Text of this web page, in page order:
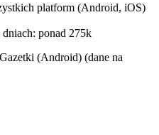
platform (Android, iOS)
ponad 275k
(Android) (dane na